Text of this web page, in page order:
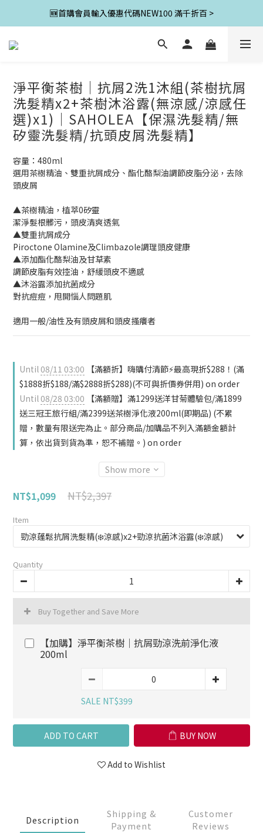
🆕首購會員輸入優惠代碼NEW100 滿千折百 >
淨平衡茶樹│抗屑2洗1沐組(茶樹抗屑
洗髮精x2+茶樹沐浴露(無涼感/涼感任
選)x1)│SAHOLEA【保濕洗髮精/無
矽靈洗髮精/抗頭皮屑洗髮精】
容量：480ml
選用茶樹精油、雙重抗屑成分、酯化酪梨油調節皮脂分泌，去除
頭皮屑
▲茶樹精油，植萃0矽靈
潔淨髮根髒污，頭皮清爽透氣
▲雙重抗屑成分
Piroctone Olamine及Climbazole調理頭皮健康
▲添加酯化酪梨油及甘草素
調節皮脂有效控油，舒緩頭皮不適感
▲沐浴露添加抗菌成分
對抗痘痘，甩開惱人問題肌
適用一般/油性及有頭皮屑和頭皮搔癢者
Until08/11 03:00 【滿額折】嗨購付清節⚡最高現折$288！(滿
$1888折$188/滿$2888折$288)(不可與折價券併用) on order
Until08/28 03:00 【滿額贈】滿1299送洋甘菊體驗包/滿1899
送三冠王旅行組/滿2399送茶樹淨化液200ml(即期品) (不累
贈，數量有限送完為止。部分商品/加購品不列入滿額金額計
算，依出貨到貨為準，恕不補贈。) on order
Show more
NT$1,099 NT$2,397
Item
Quantity
Buy Together and Save More
【加購】淨平衡茶樹│抗屑勁涼洗前淨化液
200ml
SALE NT$399
ADD TO CART BUY NOW
Add to Wishlist
Description
Shipping &
Payment
Customer
Reviews